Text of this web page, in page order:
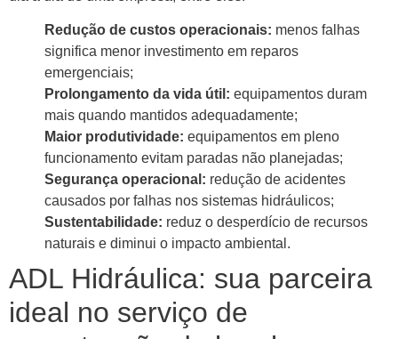
Redução de custos operacionais: menos falhas
significa menor investimento em reparos
emergenciais;
Prolongamento da vida útil: equipamentos duram
mais quando mantidos adequadamente;
Maior produtividade: equipamentos em pleno
funcionamento evitam paradas não planejadas;
Segurança operacional: redução de acidentes
causados por falhas nos sistemas hidráulicos;
Sustentabilidade: reduz o desperdício de recursos
naturais e diminui o impacto ambiental.
ADL Hidráulica: sua parceira
ideal no serviço de